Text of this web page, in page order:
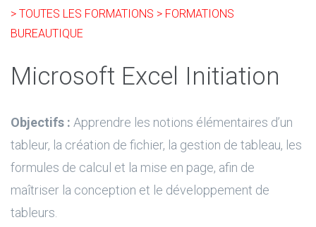
> TOUTES LES FORMATIONS > FORMATIONS
BUREAUTIQUE
Microsoft Excel Initiation
Objectifs : Apprendre les notions élémentaires d’un
tableur, la création de fichier, la gestion de tableau, les
formules de calcul et la mise en page, afin de
maîtriser la conception et le développement de
tableurs.